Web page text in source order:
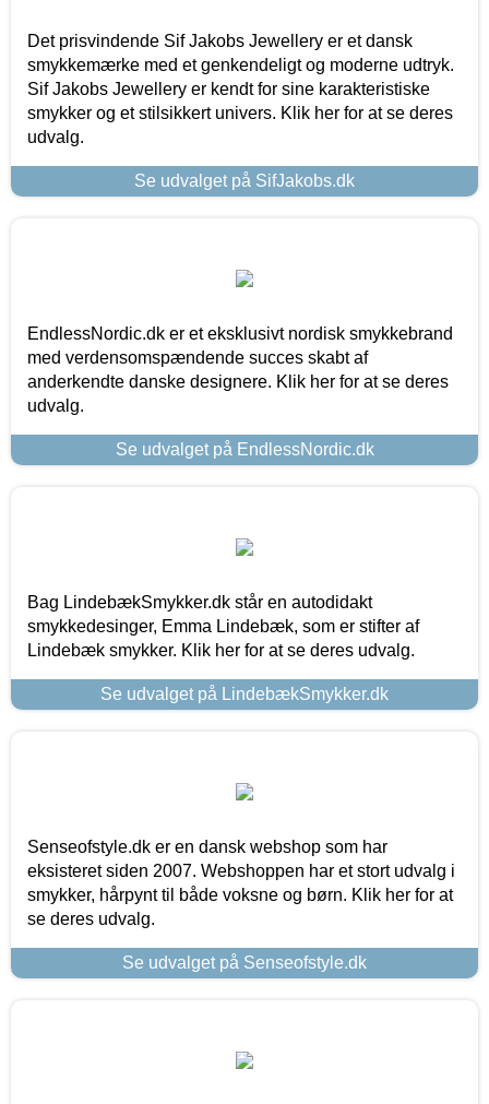
Det prisvindende Sif Jakobs Jewellery er et dansk
smykkemærke med et genkendeligt og moderne udtryk.
Sif Jakobs Jewellery er kendt for sine karakteristiske
smykker og et stilsikkert univers. Klik her for at se deres
udvalg.
Se udvalget på SifJakobs.dk
EndlessNordic.dk er et eksklusivt nordisk smykkebrand
med verdensomspændende succes skabt af
anderkendte danske designere. Klik her for at se deres
udvalg.
Se udvalget på EndlessNordic.dk
Bag LindebækSmykker.dk står en autodidakt
smykkedesinger, Emma Lindebæk, som er stifter af
Lindebæk smykker. Klik her for at se deres udvalg.
Se udvalget på LindebækSmykker.dk
Senseofstyle.dk er en dansk webshop som har
eksisteret siden 2007. Webshoppen har et stort udvalg i
smykker, hårpynt til både voksne og børn. Klik her for at
se deres udvalg.
Se udvalget på Senseofstyle.dk